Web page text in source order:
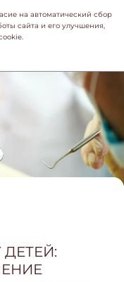
на автоматический сбор
сайта и его улучшения,